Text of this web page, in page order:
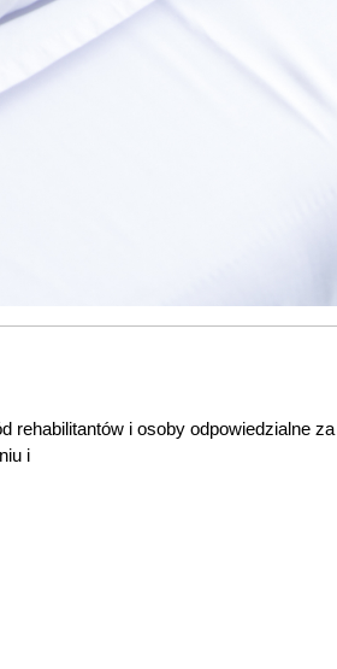
rehabilitantów i osoby odpowiedzialne
i